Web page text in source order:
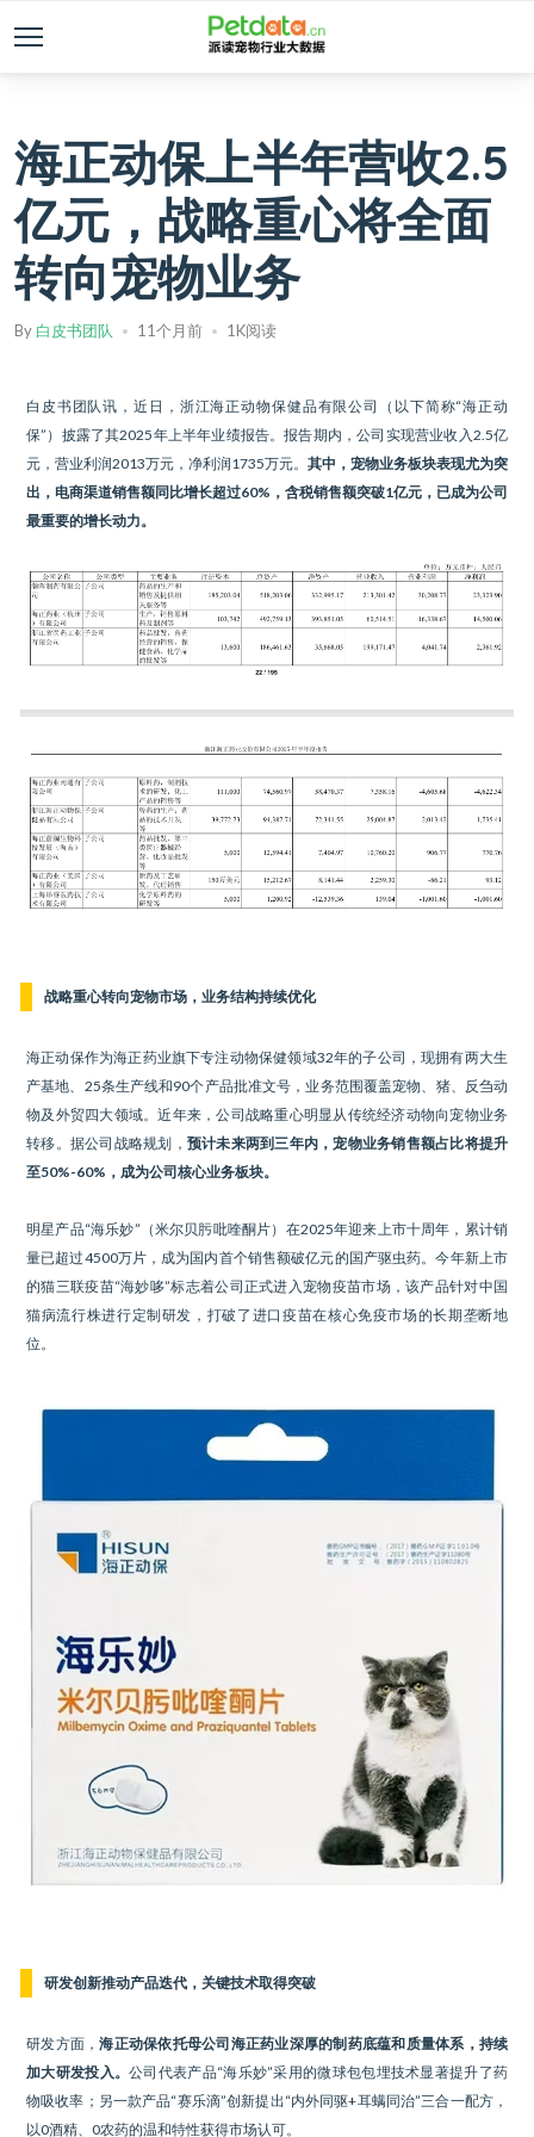
海正动保上半年营收2.5
亿元，战略重心将全面
转向宠物业务
By 白皮书团队 11个月前 1K阅读
白皮书团队讯，近日，浙江海正动物保健品有限公司（以下简称“海正动
保”）披露了其2025年上半年业绩报告。报告期内，公司实现营业收入2.5亿
元，营业利润2013万元，净利润1735万元。 其中，宠物业务板块表现尤为突
出，电商渠道销售额同比增长超过60%，含税销售额突破1亿元，已成为公司
最重要的增长动力。
战略重心转向宠物市场，业务结构持续优化
海正动保作为海正药业旗下专注动物保健领域32年的子公司，现拥有两大生
产基地、25条生产线和90个产品批准文号，业务范围覆盖宠物、猪、反刍动
物及外贸四大领域。近年来，公司战略重心明显从传统经济动物向宠物业务
转移。据公司战略规划， 预计未来两到三年内，宠物业务销售额占比将提升
至50%-60%，成为公司核心业务板块。
明星产品“海乐妙”（米尔贝肟吡喹酮片）在2025年迎来上市十周年，累计销
量已超过4500万片，成为国内首个销售额破亿元的国产驱虫药。今年新上市
的猫三联疫苗“海妙哆”标志着公司正式进入宠物疫苗市场，该产品针对中国
猫病流行株进行定制研发，打破了进口疫苗在核心免疫市场的长期垄断地
位。
研发创新推动产品迭代，关键技术取得突破
研发方面，海正动保依托母公司海正药业深厚的制药底蕴和质量体系，持续
加大研发投入。公司代表产品“海乐妙”采用的微球包包埋技术显著提升了药
物吸收率；另一款产品“赛乐滴”创新提出“内外同驱+耳螨同治”三合一配方，
以0酒精、0农药的温和特性获得市场认可。